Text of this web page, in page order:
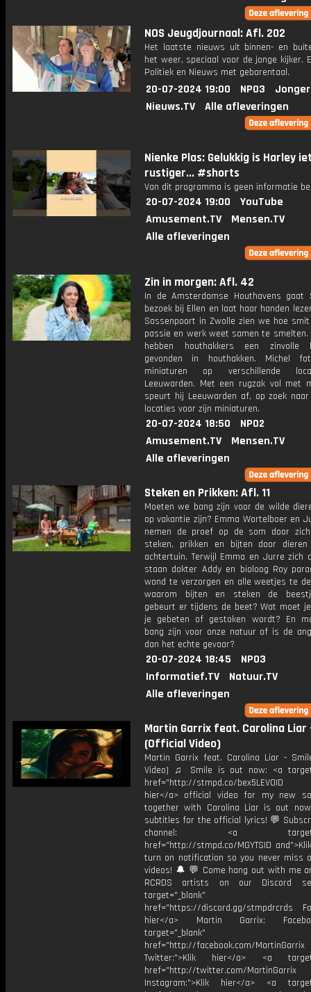
NOS Jeugdjournaal: Afl. 202
Het laatste nieuws uit binnen- en
het weer, speciaal voor de jonge kijker.
Politiek en Nieuws met gebarentaal.
20-07-2024 19:00 NPO3
Nieuws.TV
Alle afleveringen
Nienke Plas: Gelukkig is Harley
rustiger... #shorts
Van dit programma is geen informatie
20-07-2024 19:00
YouTube
Amusement.TV
Mensen.TV
Alle afleveringen
Zin in morgen: Afl. 42
In de Amsterdamse Houthavens gaat
bezoek bij Ellen en laat haar handen
Sassenpoort in Zwolle zien we hoe
passie en werk weet samen te smelten.
hebben houthakkers een zinvolle
gevonden in houthakken. Michel
miniaturen op verschillende
Leeuwarden. Met een rugzak vol met
speurt hij Leeuwarden af, op zoek
locaties voor zijn miniaturen.
20-07-2024 18:50
NPO2
Amusement.TV
Mensen.TV
Alle afleveringen
Steken en Prikken: Afl. 11
Moeten we bang zijn voor de wilde
op vakantie zijn? Emma Wortelboer en
nemen de proef op de som door
steken, prikken en bijten door
achtertuin. Terwijl Emma en Jurre zich
staan dokter Addy en bioloog Roy
wond te verzorgen en alle weetjes te
waarom bijten en steken de
gebeurt er tijdens de beet? Wat moet
je gebeten of gestoken wordt? En
bang zijn voor onze natuur of is de
dan het echte gevaar?
20-07-2024 18:45
NPO3
Informatief.TV
Natuur.TV
Alle afleveringen
Martin Garrix feat. Carolina Liar
(Official Video)
Martin Garrix feat. Carolina Liar -
Video) ♫ Smile is out now: <a
href="http://stmpd.co/bex5LEVOID
hier</a> official video for my new
together with Carolina Liar is out
subtitles for the official lyrics! 💬
channel: <a
href="http://stmpd.co/MGYTSID
turn on notification so you never miss
videos! 🔔 💬 Come hang out with me
RCRDS artists on our Discord
target="_blank"
href="https://discord.gg/stmpdrcrds
hier</a> Martin Garrix:
target="_blank"
href="http://facebook.com/MartinGarrix
Twitter:">Klik hier</a> <a
href="http://twitter.com/MartinGarrix
Instagram:">Klik hier</a> <a